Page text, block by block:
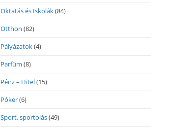
Oktatás és Iskolák(84)
Otthon (82)
Pályázatok(4)
Parfüm (8)
Pénz – Hitel(15)
Póker(6)
Sport, sportolás(49)